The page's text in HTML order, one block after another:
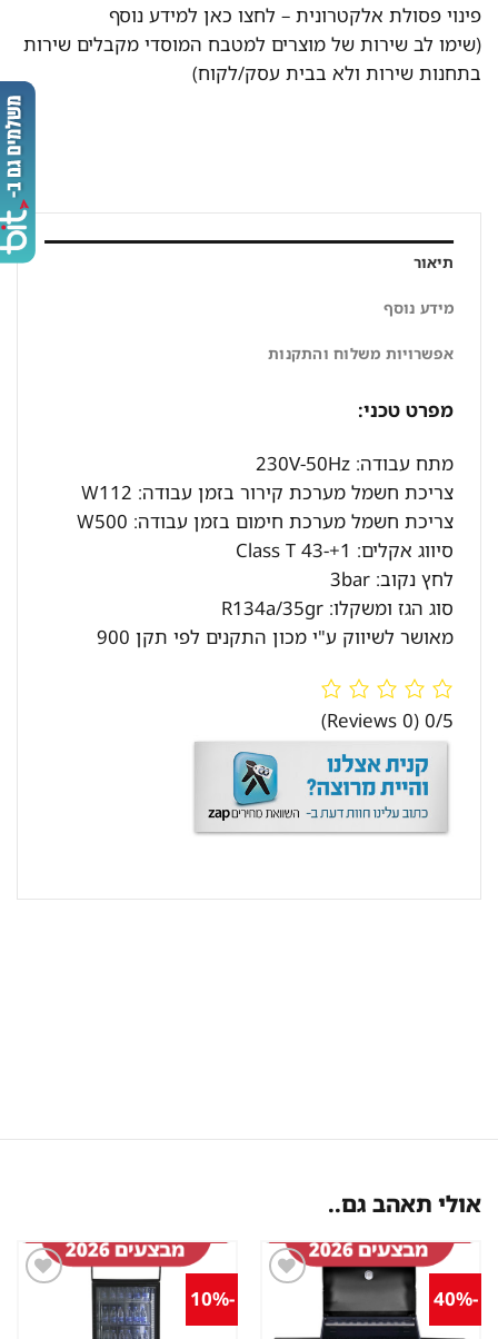
פינוי פסולת אלקטרונית –לחצו כאן למידע נוסף
(שימו לב שירות של מוצרים למטבח המוסדי מקבלים שירות
בתחנות שירות ולא בבית עסק/לקוח)
תיאור
מידע נוסף
אפשרויות משלוח והתקנות
מפרט טכני:
מתח עבודה: 230V-50Hz
צריכת חשמל מערכת קירור בזמן עבודה: W112
צריכת חשמל מערכת חימום בזמן עבודה: W500
סיווג אקלים: Class T 43-+1
לחץ נקוב: 3bar
סוג הגז ומשקלו: R134a/35gr
מאושר לשיווק ע"י מכון התקנים לפי תקן 900
0/5
(0 Reviews)
אולי תאהב גם..
במועדפים